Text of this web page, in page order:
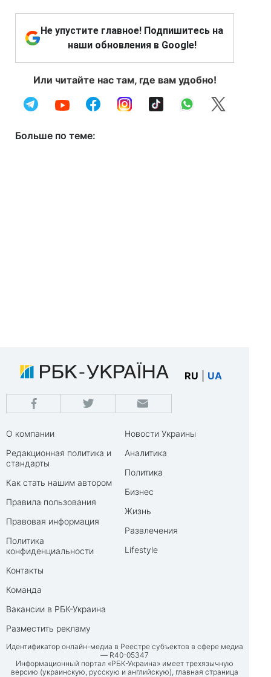
Не упустите главное! Подпишитесь на
наши обновления в Google!
Или читайте нас там, где вам удобно!
Больше по теме:
RU UA
О компании
Редакционная политика и
стандарты
Как стать нашим автором
Правила пользования
Правовая информация
Политика
конфиденциальности
Контакты
Команда
Вакансии в РБК-Украина
Разместить рекламу
Новости Украины
Аналитика
Политика
Бизнес
Жизнь
Развлечения
Lifestyle
Идентификатор онлайн-медиа в Реестре субъектов в сфере медиа
— R40-05347
Информационный портал «РБК-Украина» имеет трехязычную
версию (украинскую, русскую и английскую), главная страница